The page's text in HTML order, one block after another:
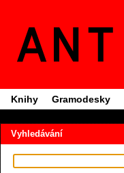
Knihy Gramodesky
Vyhledávání